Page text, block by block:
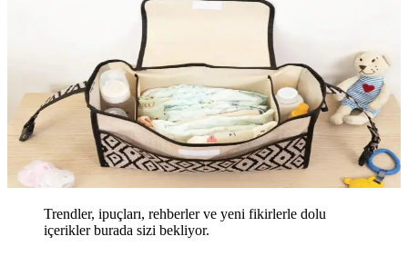
Trendler, ipuçları, rehberler ve yeni fikirlerle dolu
içerikler burada sizi bekliyor.